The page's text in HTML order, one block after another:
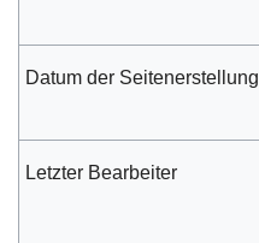
Datum der Seitenerstellung
Letzter Bearbeiter